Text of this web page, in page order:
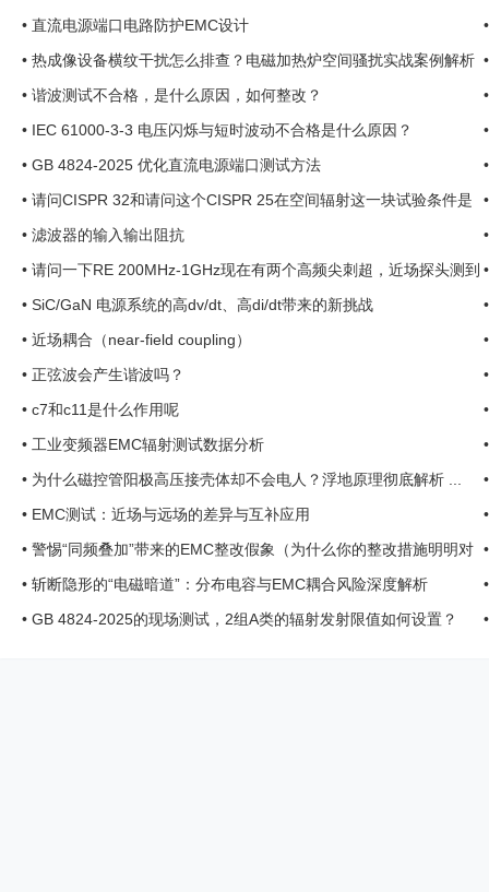
• 直流电源端口电路防护EMC设计
• 热成像设备横纹干扰怎么排查？电磁加热炉空间骚扰实战案例解析
...
• 谐波测试不合格，是什么原因，如何整改？
• IEC 61000-3-3 电压闪烁与短时波动不合格是什么原因？
• GB 4824-2025 优化直流电源端口测试方法
• 请问CISPR 32和请问这个CISPR 25在空间辐射这一块试验条件是
一样的吗？ ... ... ...
• 滤波器的输入输出阻抗
• 请问一下RE 200MHz-1GHz现在有两个高频尖刺超，近场探头测到
是VGA线上磁环位置最大 ， ...
• SiC/GaN 电源系统的高dv/dt、高di/dt带来的新挑战
• 近场耦合（near-field coupling）
• 正弦波会产生谐波吗？
• c7和c11是什么作用呢
• 工业变频器EMC辐射测试数据分析
• 为什么磁控管阳极高压接壳体却不会电人？浮地原理彻底解析 ...
• EMC测试：近场与远场的差异与互补应用
• 警惕“同频叠加”带来的EMC整改假象（为什么你的整改措施明明对
了，波形却没降？） ...
• 斩断隐形的“电磁暗道”：分布电容与EMC耦合风险深度解析
• GB 4824-2025的现场测试，2组A类的辐射发射限值如何设置？